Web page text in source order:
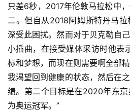
只差6秒，2017年伦敦马拉松中
二。但自从2018阿姆斯特丹马
深受此困扰。然而对于贝克勒自
小插曲，在接受媒体采访时他表
标和梦想，而现在则需要啊全部
我渴望回到健康的状态，然后在
绩。第二个目标是在2020年东
为奥运冠军。”